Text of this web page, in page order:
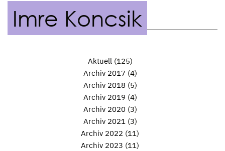
Imre Koncsik
Aktuell(125)
Archiv 2017 (4)
Archiv 2018 (5)
Archiv 2019 (4)
Archiv 2020 (3)
Archiv 2021(3)
Archiv 2022 (11)
Archiv 2023 (11)